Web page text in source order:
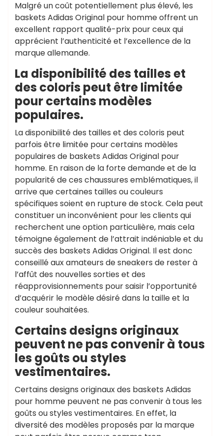
Malgré un coût potentiellement plus élevé, les
baskets Adidas Original pour homme offrent un
excellent rapport qualité-prix pour ceux qui
apprécient l’authenticité et l’excellence de la
marque allemande.
La disponibilité des tailles et
des coloris peut être limitée
pour certains modèles
populaires.
La disponibilité des tailles et des coloris peut
parfois être limitée pour certains modèles
populaires de baskets Adidas Original pour
homme. En raison de la forte demande et de la
popularité de ces chaussures emblématiques, il
arrive que certaines tailles ou couleurs
spécifiques soient en rupture de stock. Cela peut
constituer un inconvénient pour les clients qui
recherchent une option particulière, mais cela
témoigne également de l’attrait indéniable et du
succès des baskets Adidas Original. Il est donc
conseillé aux amateurs de sneakers de rester à
l’affût des nouvelles sorties et des
réapprovisionnements pour saisir l’opportunité
d’acquérir le modèle désiré dans la taille et la
couleur souhaitées.
Certains designs originaux
peuvent ne pas convenir à tous
les goûts ou styles
vestimentaires.
Certains designs originaux des baskets Adidas
pour homme peuvent ne pas convenir à tous les
goûts ou styles vestimentaires. En effet, la
diversité des modèles proposés par la marque